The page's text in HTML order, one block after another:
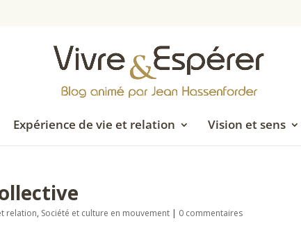
Expérience de vie et relation Vision et sens
relation, Société et culture en mouvement | 0 commentaires